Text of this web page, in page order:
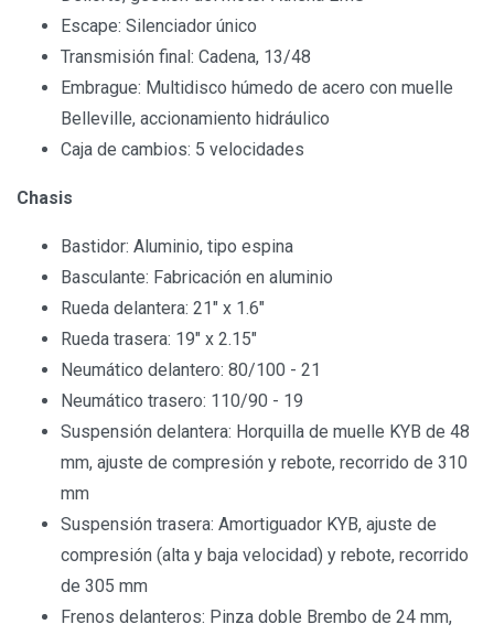
Escape: Silenciador único
Transmisión final: Cadena, 13/48
Embrague: Multidisco húmedo de acero con muelle
Belleville, accionamiento hidráulico
Caja de cambios: 5 velocidades
Chasis
Bastidor: Aluminio, tipo espina
Basculante: Fabricación en aluminio
Rueda delantera: 21" x 1.6"
Rueda trasera: 19" x 2.15"
Neumático delantero: 80/100 - 21
Neumático trasero: 110/90 - 19
Suspensión delantera: Horquilla de muelle KYB de 48
mm, ajuste de compresión y rebote, recorrido de 310
mm
Suspensión trasera: Amortiguador KYB, ajuste de
compresión (alta y baja velocidad) y rebote, recorrido
de 305 mm
Frenos delanteros: Pinza doble Brembo de 24 mm,